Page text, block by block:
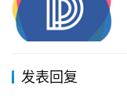
发表回复